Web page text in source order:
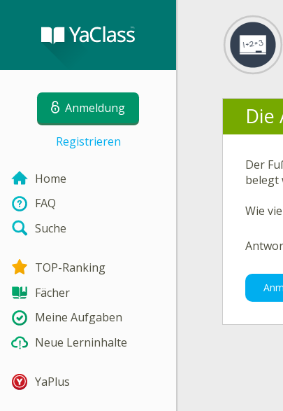
Anmeldung
Registrieren
Home
FAQ
Suche
TOP-Ranking
Fächer
Meine Aufgaben
Neue Lerninhalte
YaPlus
Die
Der
belegt
Wie